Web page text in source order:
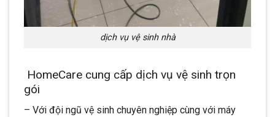
dịch vụ vệ sinh nhà
HomeCare cung cấp dịch vụ vệ sinh trọn
gói
– Với đội ngũ vệ sinh chuyên nghiệp cùng với máy